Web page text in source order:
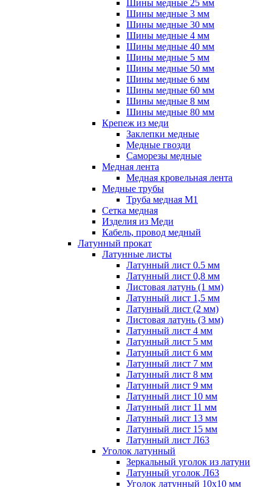
Шины медные 25 мм
Шины медные 3 мм
Шины медные 30 мм
Шины медные 4 мм
Шины медные 40 мм
Шины медные 5 мм
Шины медные 50 мм
Шины медные 6 мм
Шины медные 60 мм
Шины медные 8 мм
Шины медные 80 мм
Крепеж из меди
Заклепки медные
Медные гвозди
Саморезы медные
Медная лента
Медная кровельная лента
Медные трубы
Труба медная М1
Сетка медная
Изделия из Меди
Кабель, провод медный
Латунный прокат
Латунные листы
Латунный лист 0.5 мм
Латунный лист 0,8 мм
Листовая латунь (1 мм)
Латунный лист 1,5 мм
Латунный лист (2 мм)
Листовая латунь (3 мм)
Латунный лист 4 мм
Латунный лист 5 мм
Латунный лист 6 мм
Латунный лист 7 мм
Латунный лист 8 мм
Латунный лист 9 мм
Латунный лист 10 мм
Латунный лист 11 мм
Латунный лист 13 мм
Латунный лист 15 мм
Латунный лист Л63
Уголок латунный
Зеркальный уголок из латуни
Латунный уголок Л63
Уголок латунный 10x10 мм